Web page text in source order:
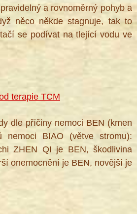
a rovnoměrný pohyb a
něco někde stagnuje, tak to
se podívat na tlející vodu ve
terapie TCM
dle příčiny nemoci BEN (kmen
nemoci BIAO (větve stromu):
ZHEN QI je BEN, škodlivina
onemocnění je BEN, novější je